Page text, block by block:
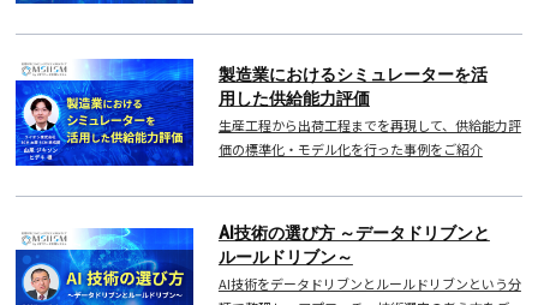
製造業におけるシミュレーターを活
用した供給能力評価
生産工程から出荷工程までを再現して、供給能力評
価の標準化・モデル化を行った事例をご紹介
AI技術の選び方 ～データドリブンと
ルールドリブン～
AI技術をデータドリブンとルールドリブンという分